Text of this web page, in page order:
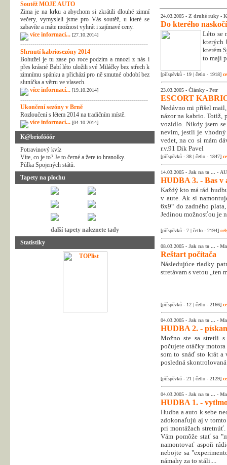
Soutěž MOJE AUTO
Zima je na krku a abychom si zkrátili dlouhé zimní
večery, vymysleli jsme pro Vás soutěž, u které se
zabavíte a máte možnost vyhrát i zajímavé ceny.
více informací... [27.10.2014]
---------------------------------------------------------------
Shrnutí kabriosezóny 2014
Bohužel je tu zase po roce podzim a mnozí z nás i
přes krásné Babí léto uložili své Miláčky bez střech k
zimnímu spánku a přichází pro ně smutné období bez
sluníčka a větru ve vlasech.
více informací... [19.10.2014]
---------------------------------------------------------------
Ukončení sezóny v Brně
Rozloučení s létem 2014 na tradičním místě.
více informací... [04.10.2014]
K@briofóóór
Potravinový kvíz
Víte, co je to? Je to černé a žere to hranolky.
Půlka Spojených států.
Tapety na plochu
další tapety naleznete tady
Statistiky
24.03.2005 - Z druhé ruky -
Do kterého
Léto se
kterých
kterém
to mají
[příspěvků - 19 | četlo - 1918]
23.03.2005 - Články - Petr
ESCORT
Nedávno mi přišel
názor na kabrio. Totiž,
vozidlo. Nikdy jsem
nevim, jestli je
vedet, na co si mám
r.v.91 Dik Pavel
[příspěvků - 38 | četlo - 1847]
14.03.2005 - Jak na to ... -
HUDBA 3. - Bas v
Každý kto má rád
v aute. Ak si
6x9“ do zadného
Jedinou možnosťou je
[příspěvků - 7 | četlo - 2194]
08.03.2005 - Jak na to ... -
Reštart počítača
Následujúce riadky
stretávam s vetou „ten
[příspěvků - 12 | četlo - 2166]
04.03.2005 - Jak na to ... -
HUDBA 2. -
Možno ste sa stretli s
počujete otáčky
som to snáď sto krát
posledná
[příspěvků - 21 | četlo - 2129]
04.03.2005 - Jak na to ... -
HUDBA 1. -
Hudba a auto k sebe
zdokonaľujú aj v
pri montážach
Vám pomôže stať sa
namontovať aspoň
nebojte sa
námahy za to stáli....